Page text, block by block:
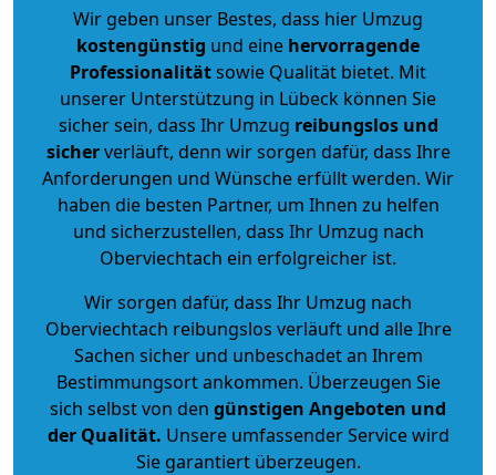
Wir geben unser Bestes, dass hier Umzug
kostengünstig und eine hervorragende
Professionalitätsowie Qualität bietet. Mit
unserer Unterstützung in Lübeck können Sie
sicher sein, dass Ihr Umzug reibungslos und
sicherverläuft, denn wir sorgen dafür, dass Ihre
Anforderungen und Wünsche erfüllt werden. Wir
haben die besten Partner, um Ihnen zu helfen
und sicherzustellen, dass Ihr Umzug nach
Oberviechtach ein erfolgreicher ist.
Wir sorgen dafür, dass Ihr Umzug nach
Oberviechtach reibungslos verläuft und alle Ihre
Sachen sicher und unbeschadet an Ihrem
Bestimmungsort ankommen. Überzeugen Sie
sich selbst von den günstigen Angeboten und
der Qualität. Unsere umfassender Service wird
Sie garantiert überzeugen.